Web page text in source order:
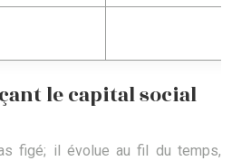
le capital social
figé; il évolue au fil du temps,